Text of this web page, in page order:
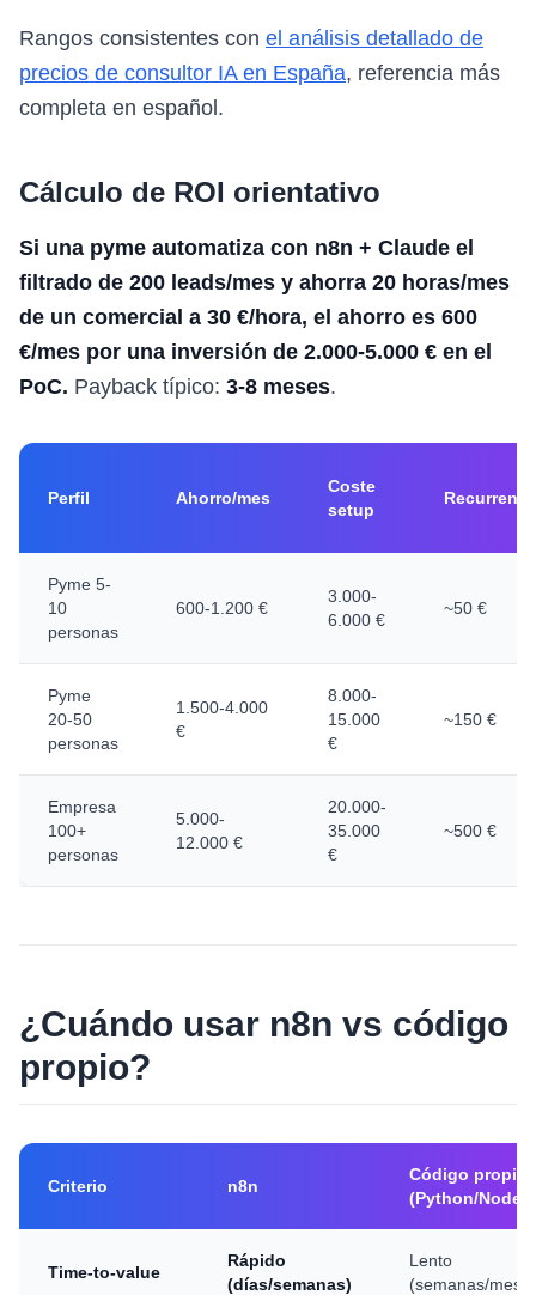
Rangos consistentes con el análisis detallado de
precios de consultor IA en España, referencia más
completa en español.
Cálculo de ROI orientativo
Si una pyme automatiza con n8n + Claude el
filtrado de 200 leads/mes y ahorra 20 horas/mes
de un comercial a 30 €/hora, el ahorro es 600
€/mes por una inversión de 2.000-5.000 € en el
PoC. Payback típico: 3-8 meses.
Perfil Ahorro/mes
Coste
setup
Recurrente
Pyme 5-
10
personas
600-1.200 €
3.000-
6.000 €
~50 €
Pyme
20-50
personas
1.500-4.000
€
8.000-
15.000
€
~150 €
Empresa
100+
personas
5.000-
12.000 €
20.000-
35.000
€
~500 €
¿Cuándo usar n8n vs código
propio?
Criterio n8n
Código propio
(Python/Node)
Time-to-value
Rápido
(días/semanas)
Lento
(semanas/